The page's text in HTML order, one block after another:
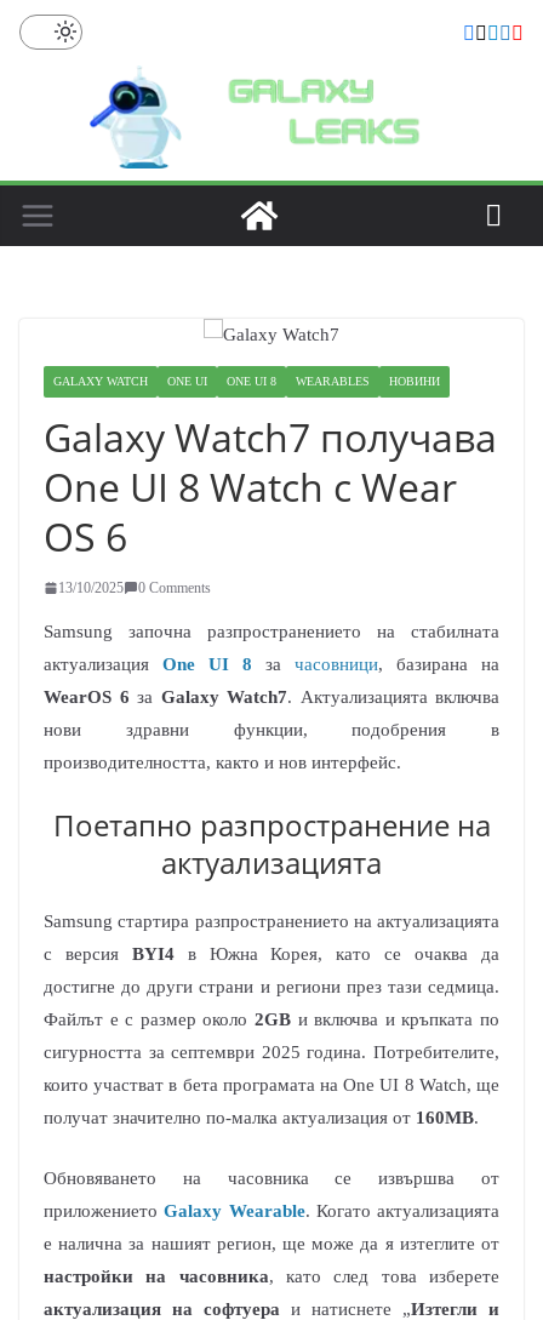
Skip
GALAXY WATCH ONE UI ONE UI 8 WEARABLES НОВИНИ
Galaxy Watch7 получава
One UI 8 Watch с Wear
OS 6
13/10/2025 0 Comments
Samsung започна разпространението на стабилната
актуализация One UI 8 за часовници, базирана на
WearOS 6 за Galaxy Watch7. Актуализацията включва
нови здравни функции, подобрения в
производителността, както и нов интерфейс.
Поетапно разпространение на
актуализацията
Samsung стартира разпространението на актуализацията
с версия BYI4 в Южна Корея, като се очаква да
достигне до други страни и региони през тази седмица.
Файлът е с размер около 2GB и включва и кръпката по
сигурността за септември 2025 година. Потребителите,
които участват в бета програмата на One UI 8 Watch, ще
получат значително по-малка актуализация от 160MB.
Обновяването на часовника се извършва от
приложението Galaxy Wearable. Когато актуализацията
е налична за нашият регион, ще може да я изтеглите от
настройки на часовника, като след това изберете
актуализация на софтуера и натиснете „Изтегли и